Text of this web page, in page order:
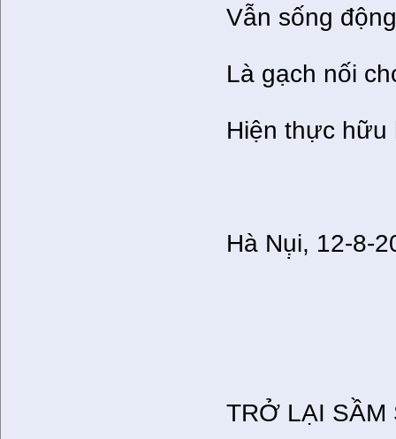
Vẫn sống
Là gạch nối
Hiện thực hữu
Hà Nụ̣i, 12-8-
TRỞ LẠI SẦM